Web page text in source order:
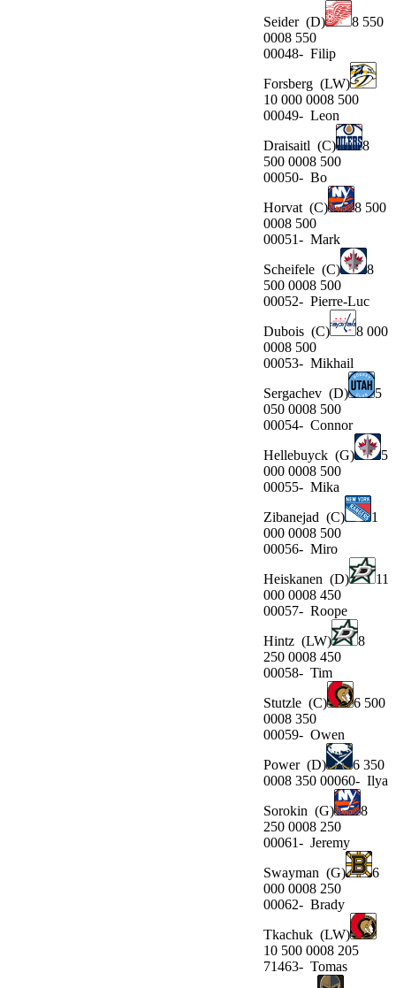
Seider(D)
8 550
0008 550
00048- Filip
Forsberg (LW)
10 000 0008 500
00049- Leon
Draisaitl (C)
8
500 0008 500
00050- Bo
Horvat (C)
8 500
0008 500
00051- Mark
Scheifele (C)
8
500 0008 500
00052- Pierre-Luc
Dubois (C)
8 000
0008 500
00053- Mikhail
Sergachev (D)
5
050 0008 500
00054- Connor
Hellebuyck (G)
5
000 0008 500
00055- Mika
Zibanejad (C)
1
000 0008 500
00056- Miro
Heiskanen (D)
11
000 0008 450
00057- Roope
Hintz (LW)
8
250 0008 450
00058- Tim
Stutzle (C)
6 500
0008 350
00059- Owen
Power(D)
6 350
0008 350 00060- Ilya
Sorokin (G)
8
250 0008 250
00061- Jeremy
Swayman (G)
6
000 0008 250
00062- Brady
Tkachuk (LW)
10 500 0008 205
71463- Tomas